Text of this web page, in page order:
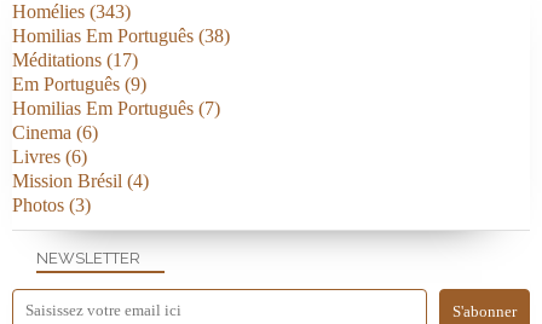
NEWSLETTER
Homélies (343)
Homilias Em Português (38)
Méditations (17)
Em Português (9)
Homilias Em Português (7)
Cinema (6)
Livres (6)
Mission Brésil (4)
Photos (3)